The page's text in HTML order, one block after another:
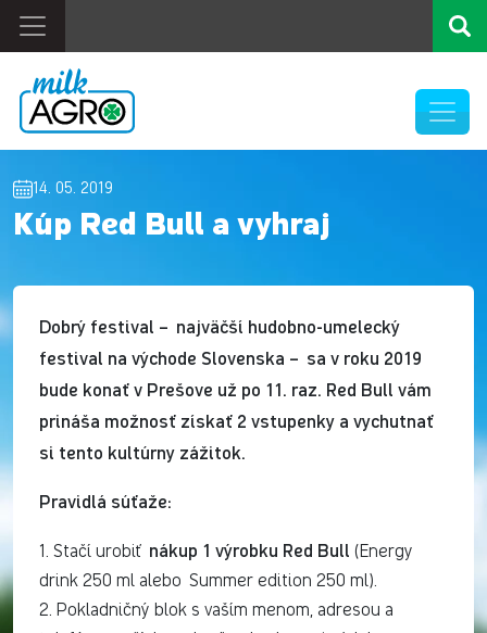
14. 05. 2019
Kúp Red Bull a vyhraj
Dobrý festival – najväčší hudobno-umelecký
festival na východe Slovenska – sa v roku 2019
bude konať v Prešove už po 11. raz. Red Bull vám
prináša možnosť získať 2 vstupenky a vychutnať
si tento kultúrny zážitok.
Pravidlá súťaže:
1. Stačí urobiť nákup 1 výrobku Red Bull (Energy
drink 250 ml alebo Summer edition 250 ml).
2. Pokladničný blok s vaším menom, adresou a